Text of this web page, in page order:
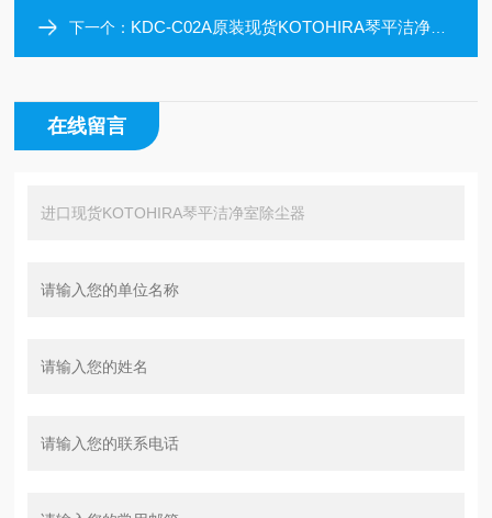
下一个： KDC-C02A原装现货KOTOHIRA琴平洁净室除尘器
在线留言